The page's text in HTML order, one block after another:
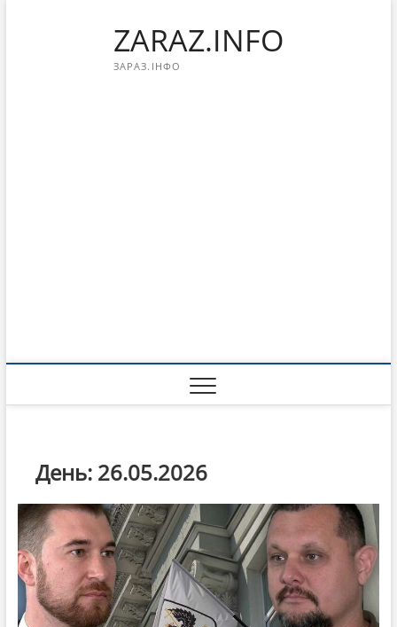
ZARAZ.INFO
ЗАРАЗ.ІНФО
День: 26.05.2026